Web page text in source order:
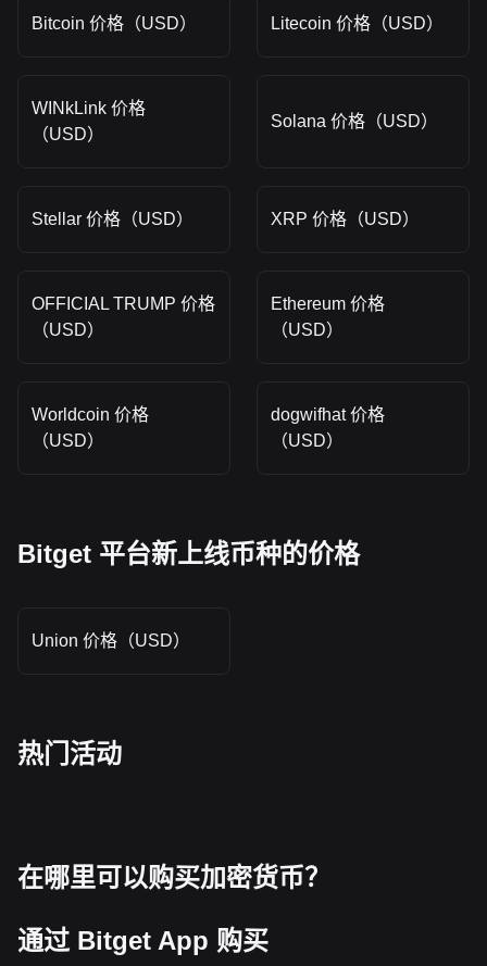
Bitcoin 价格（USD） Litecoin 价格（USD）
WINkLink 价格
（USD）
Solana 价格（USD）
Stellar 价格（USD） XRP 价格（USD）
OFFICIAL TRUMP 价格
（USD）
Ethereum 价格
（USD）
Worldcoin 价格
（USD）
dogwifhat 价格
（USD）
Bitget 平台新上线币种的价格
Union 价格（USD）
热门活动
在哪里可以购买加密货币？
通过 Bitget App 购买